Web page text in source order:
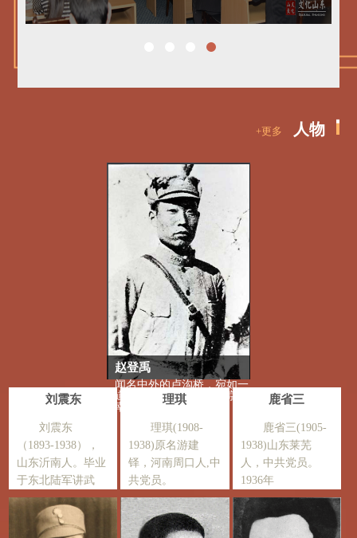
+更多 人物
赵登禹
闻名中外的卢沟桥，宛如一
道美丽的长虹横卧在北京西
南
刘震东
刘震东
（1893-1938），
山东沂南人。毕业
于东北陆军讲武
理琪
理琪(1908-
1938)原名游建
铎，河南周口人,中
共党员。
鹿省三
鹿省三(1905-
1938)山东莱芜
人，中共党员。
1936年